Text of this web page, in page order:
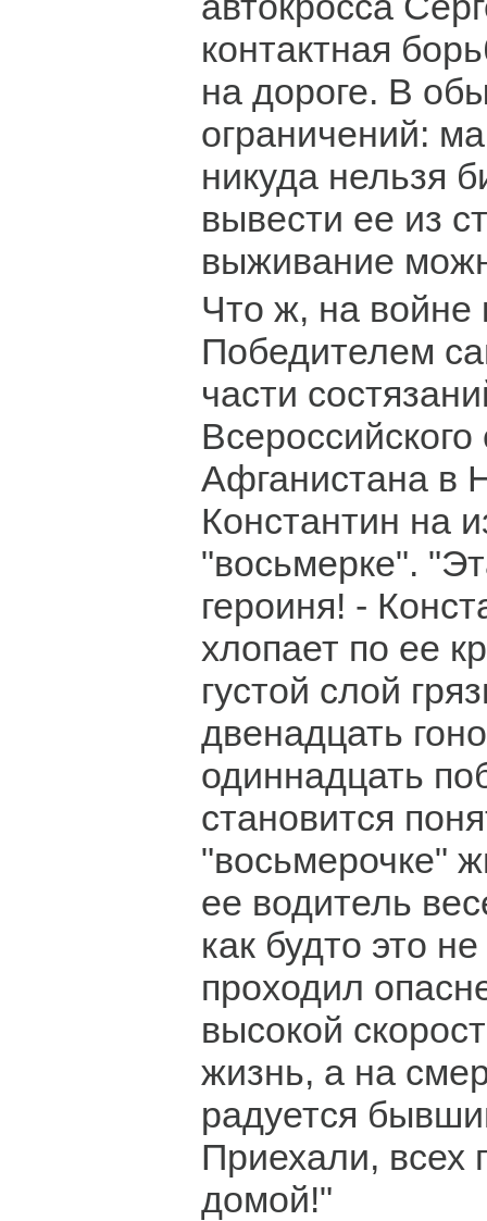
контактная
на дороге. В
ограничений:
никуда нельзя
вывести ее из
выживание
Что ж, на войне
Победителем
части
Афганистана в
Константин на
"восьмерке".
героиня! -
хлопает по ее
густой слой
двенадцать
одиннадцать
становится
"восьмерочке"
ее водитель
как будто это
проходил
высокой
жизнь, а на
радуется
Приехали, всех
домой!"